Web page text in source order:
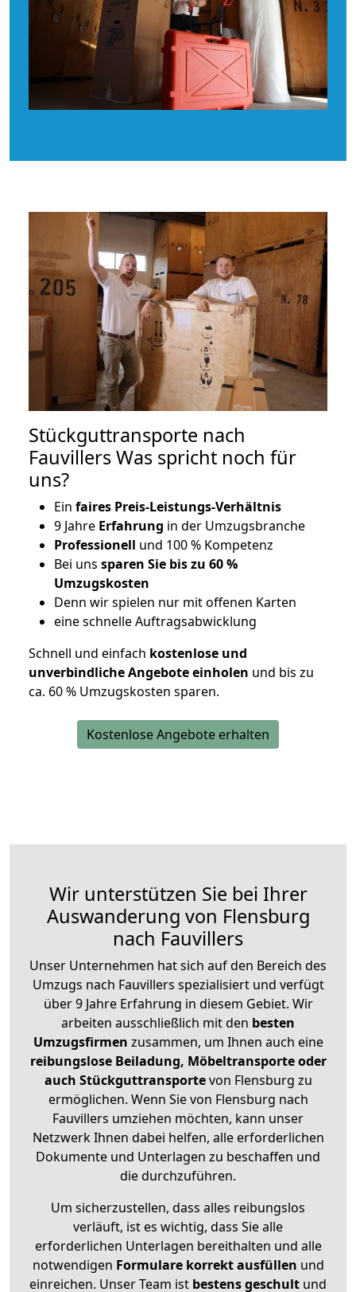
Stückguttransporte nach
Fauvillers Was spricht noch für
uns?
Ein faires Preis-Leistungs-Verhältnis
9 Jahre Erfahrung in der Umzugsbranche
Professionell und 100 % Kompetenz
Bei uns sparen Sie bis zu 60 %
Umzugskosten
Denn wir spielen nur mit offenen Karten
eine schnelle Auftragsabwicklung
Schnell und einfach kostenlose und
unverbindliche Angebote einholen und bis zu
ca. 60 % Umzugskosten sparen.
Kostenlose Angebote erhalten
Wir unterstützen Sie bei Ihrer
Auswanderung von Flensburg
nach Fauvillers
Unser Unternehmen hat sich auf den Bereich des
Umzugs nach Fauvillers spezialisiert und verfügt
über 9 Jahre Erfahrung in diesem Gebiet. Wir
arbeiten ausschließlich mit den besten
Umzugsfirmen zusammen, um Ihnen auch eine
reibungslose Beiladung, Möbeltransporte oder
auch Stückguttransportevon Flensburg zu
ermöglichen. Wenn Sie von Flensburg nach
Fauvillers umziehen möchten, kann unser
Netzwerk Ihnen dabei helfen, alle erforderlichen
Dokumente und Unterlagen zu beschaffen und
die durchzuführen.
Um sicherzustellen, dass alles reibungslos
verläuft, ist es wichtig, dass Sie alle
erforderlichen Unterlagen bereithalten und alle
notwendigen Formulare korrekt ausfüllen und
einreichen. Unser Team ist bestens geschult und